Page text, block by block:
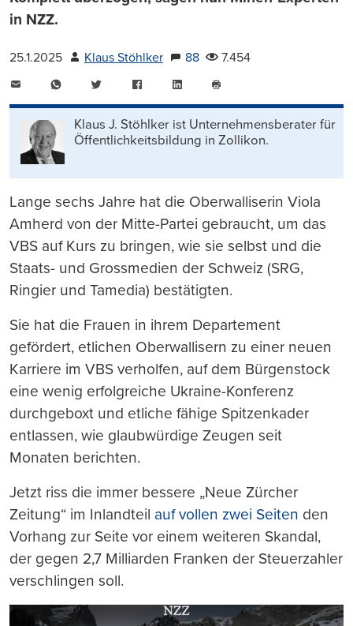
in NZZ.
25.1.2025 Klaus Stöhlker 88
7.454
WhatsAppTwitter FacebookLinkedIn
drucken
Klaus J. Stöhlker ist Unternehmens­berater für
Öffentlichkeits­bildung in Zollikon.
Lange sechs Jahre hat die Oberwalliserin Viola
Amherd von der Mitte-Partei gebraucht, um das
VBS auf Kurs zu bringen, wie sie selbst und die
Staats- und Grossmedien der Schweiz (SRG,
Ringier und Tamedia) bestätigten.
Sie hat die Frauen in ihrem Departement
gefördert, etlichen Oberwallisern zu einer neuen
Karriere im VBS verholfen, auf dem Bürgenstock
eine wenig erfolgreiche Ukraine-Konferenz
durchgeboxt und etliche fähige Spitzenkader
entlassen, wie glaubwürdige Zeugen seit
Monaten berichten.
Jetzt riss die immer bessere „Neue Zürcher
Zeitung“ im Inlandteil auf vollen zwei Seiten den
Vorhang zur Seite vor einem weiteren Skandal,
der gegen 2,7 Milliarden Franken der Steuerzahler
verschlingen soll.